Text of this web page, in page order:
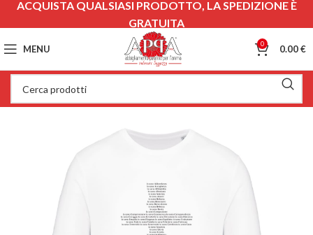
MENU 0 0.00€
ACQUISTA QUALSIASI PRODOTTO, LA SPEDIZIONE È
GRATUITA